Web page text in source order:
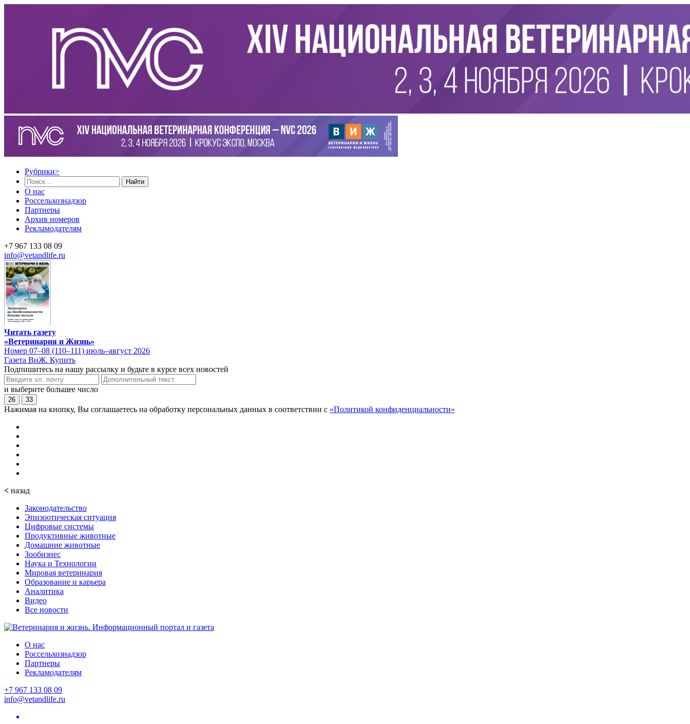
Рубрики>
Найти
О нас
Россельхознадзор
Партнеры
Архив номеров
Рекламодателям
+7 967 133 08 09
info@vetandlife.ru
Читать газету
«Ветеринария и Жизнь»
Номер 07–08 (110–111) июль–август 2026
Газета ВиЖ. Купить
Подпишитесь на нашу рассылку и будьте в курсе всех новостей
и выберите большее число
26 33
Нажимая на кнопку, Вы соглашаетесь на обработку персональных данных в соответствии с «Политикой конфиденциальности»
< назад
Законодательство
Эпизоотическая ситуация
Цифровые системы
Продуктивные животные
Домашние животные
Зообизнес
Наука и Технологии
Мировая ветеринария
Образование и карьера
Аналитика
Видео
Все новости
О нас
Россельхознадзор
Партнеры
Рекламодателям
+7 967 133 08 09
info@vetandlife.ru